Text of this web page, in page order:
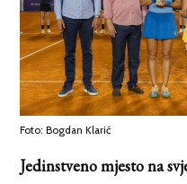
Foto: Bogdan Klarić
Jedinstveno mjesto na